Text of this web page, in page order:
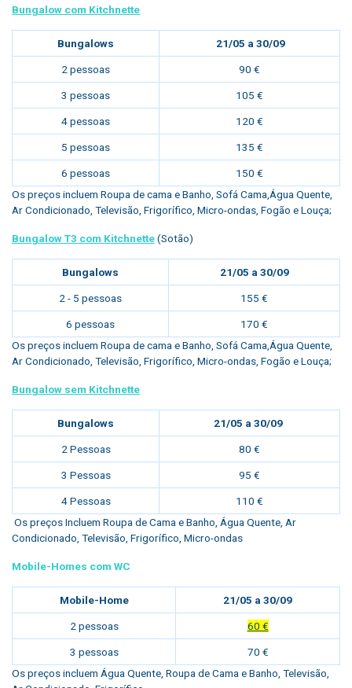
Bungalow com Kitchnette
Bungalows 21/05 a 30/09
2 pessoas 90 €
3 pessoas 105 €
4 pessoas 120 €
5 pessoas 135 €
6 pessoas
150 €
Os preços incluem Roupa de cama e Banho, Sofá Cama,Água Quente,
Ar Condicionado, Televisão, Frigorífico, Micro-ondas, Fogão e Louça;
Bungalow T3 com Kitchnette(Sotão)
Bungalows 21/05 a 30/09
2 - 5 pessoas 155 €
6 pessoas
170 €
Os preços incluem Roupa de cama e Banho, Sofá Cama,Água Quente,
Ar Condicionado, Televisão, Frigorífico, Micro-ondas, Fogão e Louça;
Bungalow sem Kitchnette
Bungalows 21/05 a 30/09
2 Pessoas 80 €
3 Pessoas 95 €
4 Pessoas
110 €
Os preços Incluem Roupa de Cama e Banho, Água Quente, Ar
Condicionado, Televisão, Frigorífico, Micro-ondas
Mobile-Homes com WC
Mobile-Home 21/05 a 30/09
2 pessoas 60 €
3 pessoas
70 €
Os preços incluem Água Quente, Roupa de Cama e Banho, Televisão,